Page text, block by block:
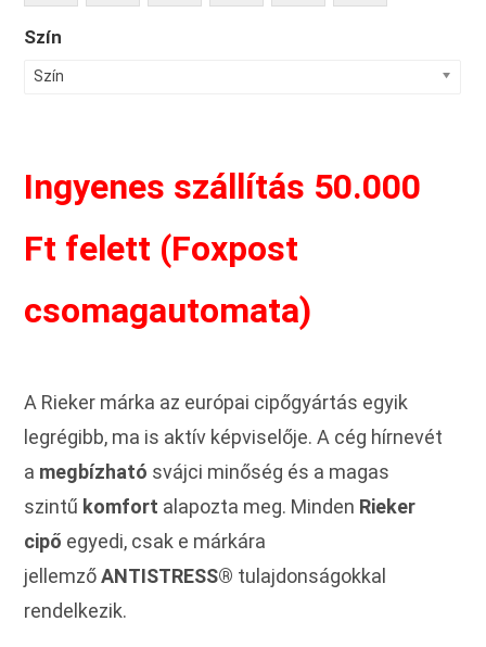
Szín
Szín
Ingyenes szállítás 50.000
Ft felett (Foxpost
csomagautomata)
A Rieker márka az európai cipőgyártás egyik
legrégibb, ma is aktív képviselője. A cég hírnevét
a megbízható svájci minőség és a magas
szintű komfort alapozta meg. Minden Rieker
cipő egyedi, csak e márkára
jellemzőANTISTRESS® tulajdonságokkal
rendelkezik.